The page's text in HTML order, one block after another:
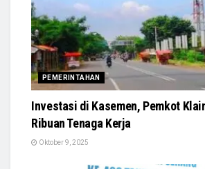
PEMERINTAHAN
Investasi di Kasemen, Pemkot
Ribuan Tenaga Kerja
Oktober 9, 2025